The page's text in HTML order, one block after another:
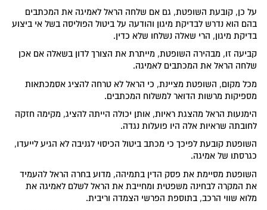
על כן, קובעת השופטת, גם אם שלחה הראל לאמיגה את המכתבים
בהם הוא נדרש לבדיקת מיגון והודעה על ביטול הפוליסה בשל אי ביצוע
בדיקת מיגון, הרי שאלה נשלחו שלא כדין.
קביעה זו, מבהירה השופטת, מייתרת את הצורך לדון בשאלה אם אכן
שלחה הראל את המכתבים לאמיגה.
מכל מקום, השופטת מציינת, כי הראל לא טרחה להציג אסמכתאות
מספיקות מרשות הדואר למשלוח המכתבים.
הימנעות הראל מהצגת ראיות, אותן יכולה הייתה להציג, מקימה חזקה
לחובתה שראיות אלה היו פועלות נגדה.
השופטת קובעת לפיכך כי מכתב ביטול הכיסוי לגניבה לא הגיע לייעדו,
כגרסתו של אמיגה.
השופטת מסיימת את פסק הדין בתמיהה, מדוע בחרה הראל להעמיד
את המקרה לבחינה משפטית ומחייבת את הראל לשלם לאמיגה את
מלוא שווי הרכב, בתוספת הפרשי הצמדה וריבית.